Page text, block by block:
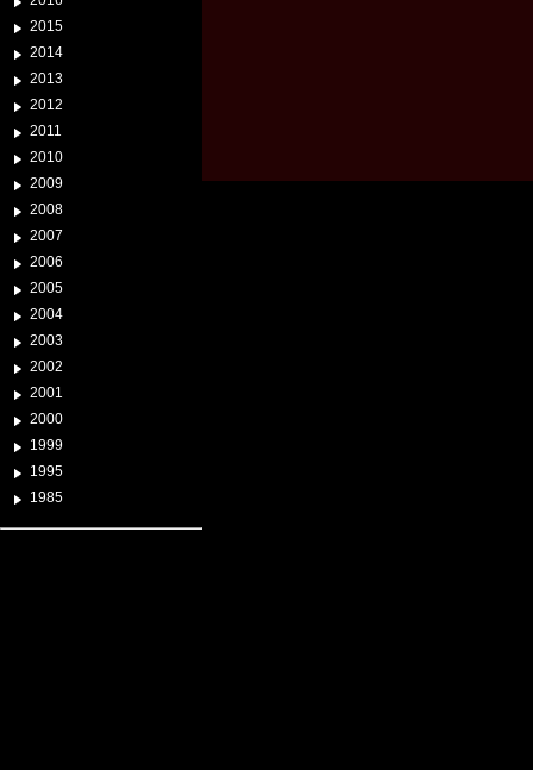
2015
2014
2013
2012
2011
2010
2009
2008
2007
2006
2005
2004
2003
2002
2001
2000
1999
1995
1985